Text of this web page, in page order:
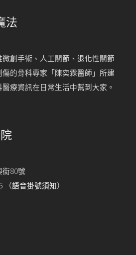
法
微創手術、人工關節、退化性關節
的骨科專家「陳奕霖醫師」所建
療資訊在日常生活中幫到大家。
街80號
（語音掛號須知）